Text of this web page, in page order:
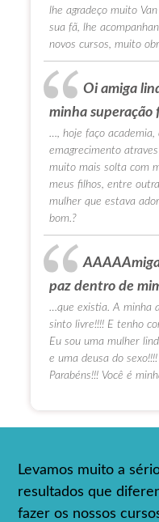
lhe agradeço muito
sua fã, lhe
novos cursos, muito
Oi amiga
minha superação
…, hoje faço
emagrecimento
muito mais solta com
meus filhos, entre
mulher que estava
bom.?
paz dentro de
…que existia. A minha
sinto livre!!!! E tenho
Eu sou uma mulher
e uma deusa do
Parabéns!!! Você é
Levamos muito a
resultados que
fazer os nossos